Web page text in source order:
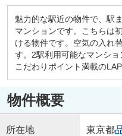
魅力的な駅近の物件で、駅
マンションです。こちらは
ける物件です。空気の入れ
す。2駅利用可能なマンショ
こだわりポイント満載の
物件概要
所在地 東京都